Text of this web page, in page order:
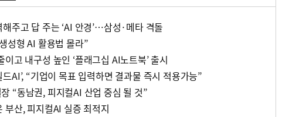
주고 답 주는 ‘AI 안경’…삼성·메타 격돌
성형 AI 활용법 몰라”
이고 내구성 높인 ‘플래그십 AI노트북’ 출시
드AI’, “기업이 목표 입력하면 결과물 즉시 적용가능”
“동남권, 피지컬AI 산업 중심 될 것”
부산, 피지컬AI 실증 최적지